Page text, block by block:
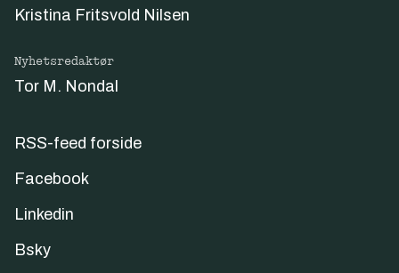
Kristina Fritsvold Nilsen
Nyhetsredaktør
Tor M. Nondal
RSS-feed forside
Facebook
Linkedin
Bsky